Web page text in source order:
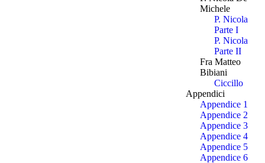
Michele
P. Nicola
Parte I
P. Nicola
Parte II
Fra Matteo
Bibiani
Ciccillo
Appendici
Appendice 1
Appendice 2
Appendice 3
Appendice 4
Appendice 5
Appendice 6